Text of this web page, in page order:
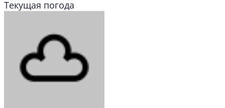
Текущая погода